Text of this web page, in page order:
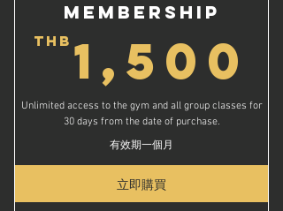
Free Coffee On Your Birthday and Renewal
Date*
ชั้นเรียนกลุ่มไม่จำกัด
เข้าฟิตเนสเป็นเวลา 1 ปี
เซสชันการฝึกอบรมส่วนบุคคลฟรี 1 ครั้ง
กาแฟฟรีในวันเกิดและวันที่ต่ออายุของคุณ*
Membership
THB 1,500
Unlimited access to the gym and all group classes for
30 days from the date of purchase.
有效期一個月
立即購買